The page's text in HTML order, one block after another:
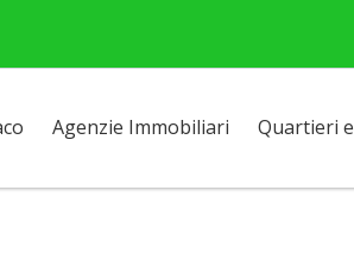
Agenzie Immobiliari Quartieri